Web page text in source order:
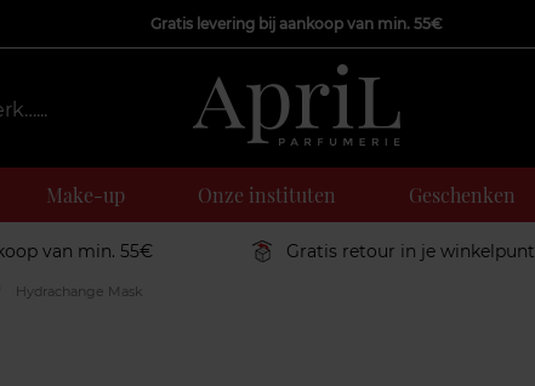
Gratis levering bij aankoop van min. 55€
Make-up Onze instituten Geschenken
van min. 55€ Gratis retour in je winkelpunt
Hydrachange Mask